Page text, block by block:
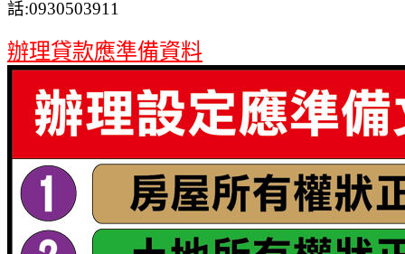
話:0930503911
辦理貸款應準備資料